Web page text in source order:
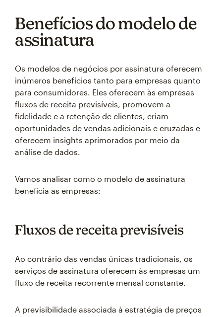
Benefícios do modelo de
assinatura
Os modelos de negócios por assinatura oferecem
inúmeros benefícios tanto para empresas quanto
para consumidores. Eles oferecem às empresas
fluxos de receita previsíveis, promovem a
fidelidade e a retenção de clientes, criam
oportunidades de vendas adicionais e cruzadas e
oferecem insights aprimorados por meio da
análise de dados.
Vamos analisar como o modelo de assinatura
beneficia as empresas:
Fluxos de receita previsíveis
Ao contrário das vendas únicas tradicionais, os
serviços de assinatura oferecem às empresas um
fluxo de receita recorrente mensal constante.
A previsibilidade associada à estratégia de preços